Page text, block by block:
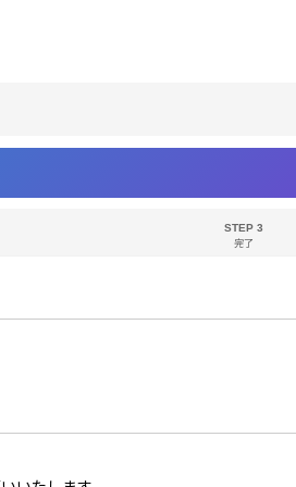
STEP 3
完了